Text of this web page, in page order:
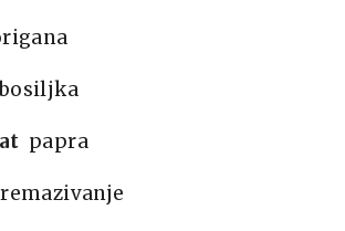
papra